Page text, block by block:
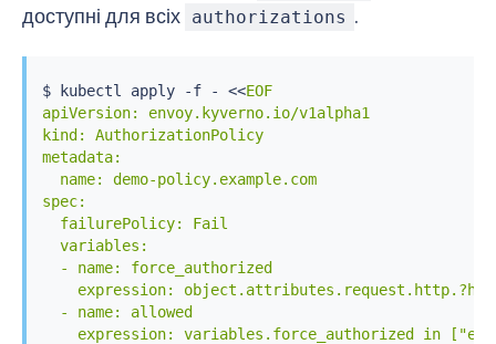
доступні для всіх authorizations .
$ kubectl apply -f - <<EOF
apiVersion: envoy.kyverno.io/v1alpha1
kind: AuthorizationPolicy
metadata:
  name: demo-policy.example.com
spec:
  failurePolicy: Fail
  variables:
  - name: force_authorized
expression:
  - name: allowed
expression: variables.force_authorized in